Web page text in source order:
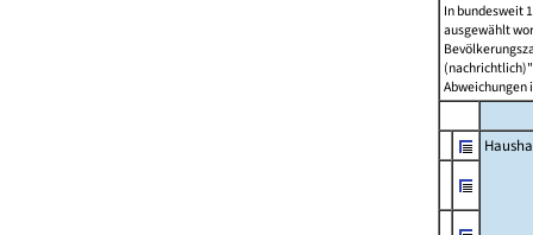
In bundesweit
ausgewählt
Abweichungen